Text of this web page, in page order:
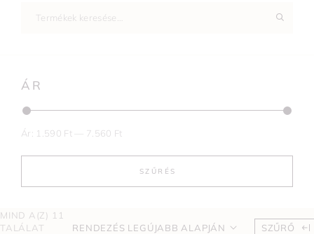
ÁR
SZŰRÉS
Ár: 1.590 Ft 7.560 Ft
MIND A(Z) 11
TALÁLAT
RENDEZÉS LEGÚJABB ALAPJÁN SZŰRŐ